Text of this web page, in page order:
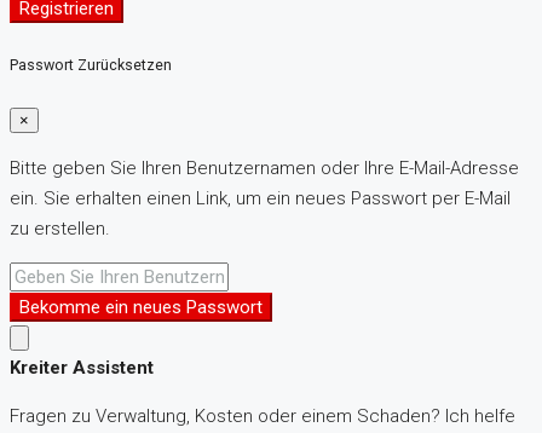
Registrieren
Passwort Zurücksetzen
×
Bitte geben Sie Ihren Benutzernamen oder Ihre E-Mail-Adresse
ein. Sie erhalten einen Link, um ein neues Passwort per E-Mail
zu erstellen.
Bekomme ein neues Passwort
Kreiter Assistent
Fragen zu Verwaltung, Kosten oder einem Schaden? Ich helfe